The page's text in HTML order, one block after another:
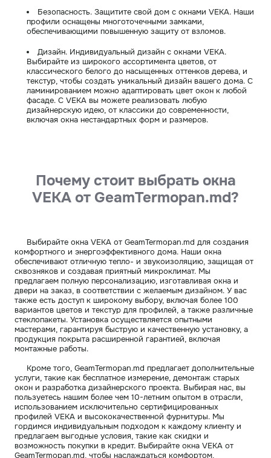
Безопасность. Защитите свой дом с окнами VEKA. Наши
профили оснащены многоточечными замками,
обеспечивающими повышенную защиту от взломов.
Дизайн. Индивидуальный дизайн с окнами VEKA.
Выбирайте из широкого ассортимента цветов, от
классического белого до насыщенных оттенков дерева, и
текстур, чтобы создать уникальный дизайн вашего дома. С
ламинированием можно адаптировать цвет окон к любой
фасаде. С VEKA вы можете реализовать любую
дизайнерскую идею, от классики до современности,
включая окна нестандартных форм и размеров.
Почему стоит выбрать окна
VEKA от GeamTermopan.md?
Выбирайте окна VEKA от GeamTermopan.md для создания
комфортного и энергоэффективного дома. Наши окна
обеспечивают отличную тепло- и звукоизоляцию, защищая от
сквозняков и создавая приятный микроклимат. Мы
предлагаем полную персонализацию, изготавливая окна и
двери на заказ, в соответствии с желаемым дизайном. У вас
также есть доступ к широкому выбору, включая более 100
вариантов цветов и текстур для профилей, а также различные
стеклопакеты. Установка осуществляется опытными
мастерами, гарантируя быструю и качественную установку, а
продукция покрыта расширенной гарантией, включая
монтажные работы.
Кроме того, GeamTermopan.md предлагает дополнительные
услуги, такие как бесплатное измерение, демонтаж старых
окон и разработка дизайнерского проекта. Выбирая нас, вы
пользуетесь нашим более чем 10-летним опытом в отрасли,
использованием исключительно сертифицированных
профилей VEKA и высококачественной фурнитуры. Мы
гордимся индивидуальным подходом к каждому клиенту и
предлагаем выгодные условия, такие как скидки и
возможность покупки в кредит. Выбирайте окна VEKA от
GeamTermopan.md, чтобы наслаждаться комфортом,